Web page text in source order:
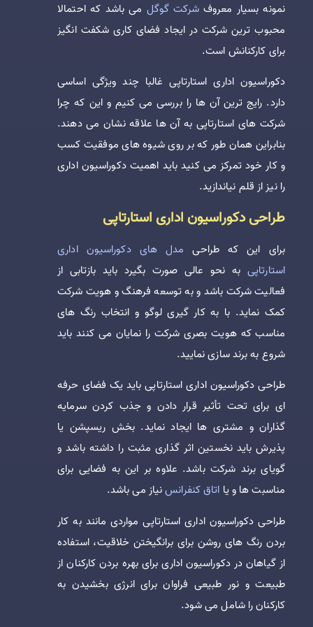
نمونه بسیار معروفشرکت گوگل می باشد که احتمالا
محبوب ترین شرکت در ایجاد فضای کاری شکفت انگیز
برای کارکنانش است.
دکوراسیون اداری استارتاپی غالبا چند ویژگی اساسی
دارد. رایج ترین آن ها را بررسی می کنیم و این که چرا
شرکت های استارتاپی به آن ها علاقه نشان می دهند.
بنابراین همان طور که بر روی شیوه های موفقیت کسب
و کار خود تمرکز می کنید باید اهمیت دکوراسیون اداری
را نیز از قلم نیاندازید.
طراحی دکوراسیون اداری استارتاپی
برای این که طراحی مدل های دکوراسیون اداری
استارتاپیبه نحو عالی صورت بگیرد باید بازتابی از
فعالیت شرکت باشد و به توسعه فرهنگ و هویت شرکت
کمک نماید. با به کار گیری لوگو و انتخاب رنگ های
مناسب که هویت بصری شرکت را نمایان می کنند باید
شروع به برند سازی نمایید.
طراحی دکوراسیون اداری استارتاپی باید یک فضای حرفه
ای برای تحت تأثیر قرار دادن و جذب کردن سرمایه
گذاران و مشتری ها ایجاد نماید. بخش ریسپشن یا
پذیرش باید نخستین اثر گذاری مثبت را داشته باشد و
گویای برند شرکت باشد. علاوه بر این به فضایی برای
مناسبت ها و یا اتاق کنفرانسنیاز می باشد.
طراحی دکوراسیون اداری استارتاپی مواردی مانند به کار
بردن رنگ های روشن برای برانگیختن خلاقیت، استفاده
از گیاهان در دکوراسیون اداری برای بهره بردن کارکنان از
طبیعت و نور طبیعی فراوان برای انرژی بخشیدن به
کارکنان را شامل می شود.